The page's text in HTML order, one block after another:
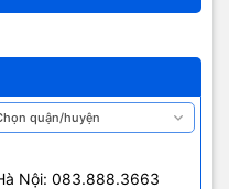
Nội: 083.888.3663